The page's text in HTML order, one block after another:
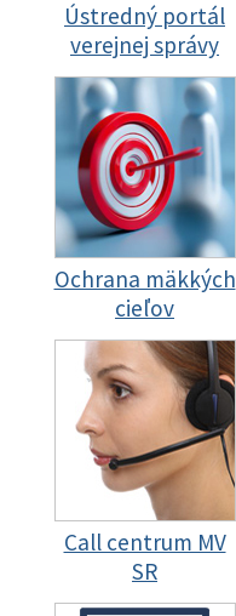
Ústredný portál
verejnej správy
Ochrana mäkkých
cieľov
Call centrum MV
SR